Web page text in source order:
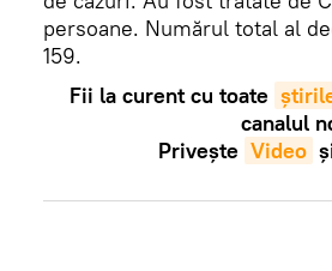
persoane. Numărul total al
159.
Fii la curent cu toate
canalul
Privește Video